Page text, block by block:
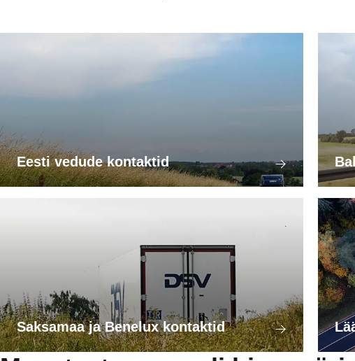
Eesti vedude kontaktid
Saksamaa ja Benelux kontaktid